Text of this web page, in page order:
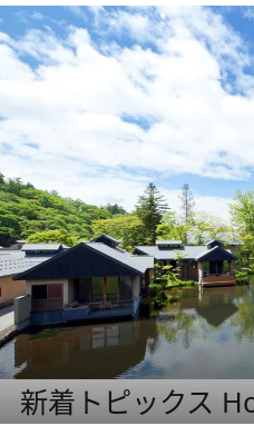
新着トピックス